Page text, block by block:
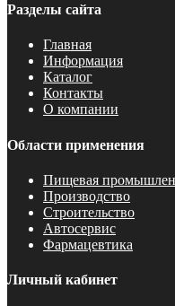
Разделы сайта
Главная
Информация
Каталог
Контакты
О компании
Области применения
Пищевая
Производство
Строительство
Автосервис
Фармацевтика
Личный кабинет